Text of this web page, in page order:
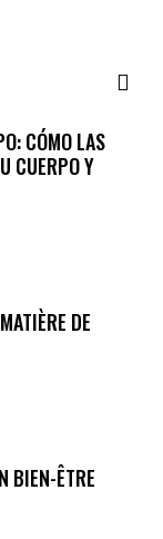
CÓMO LAS
CUERPO Y
DE
BIEN-ÊTRE